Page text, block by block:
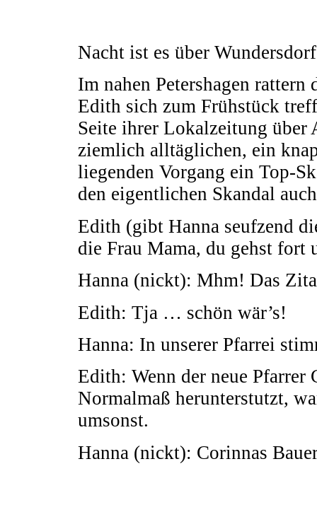
Nacht ist es über
Im nahen Petershagen
Edith sich zum Frühstück
Seite ihrer Lokalzeitung über
ziemlich alltäglichen, ein
liegenden Vorgang ein Top-
den eigentlichen Skandal
Edith (gibt Hanna seufzend
die Frau Mama, du gehst fort
Hanna (nickt): Mhm! Das
Edith: Tja … schön wär’s!
Hanna: In unserer Pfarrei
Edith: Wenn der neue
Normalmaß herunterstutzt,
umsonst.
Hanna (nickt): Corinnas